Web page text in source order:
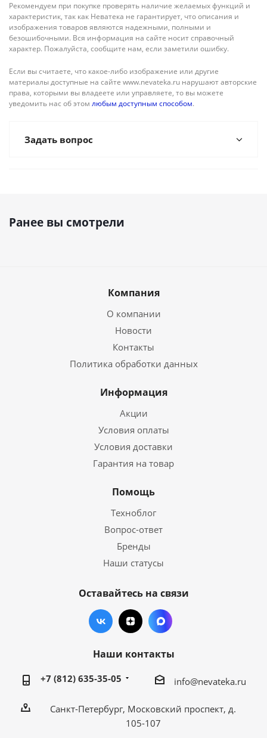
Рекомендуем при покупке проверять наличие желаемых функций и
характеристик, так как Неватека не гарантирует, что описания и
изображения товаров являются надежными, полными и
безошибочными. Вся информация на сайте носит справочный
характер. Пожалуйста, сообщите нам, если заметили ошибку.
Если вы считаете, что какое-либо изображение или другие
материалы доступные на сайте www.nevateka.ru нарушают авторские
права, которыми вы владеете или управляете, то вы можете
уведомить нас об этом любым доступным способом.
Задать вопрос
Ранее вы смотрели
Компания
О компании
Новости
Контакты
Политика обработки данных
Информация
Акции
Условия оплаты
Условия доставки
Гарантия на товар
Помощь
Техноблог
Вопрос-ответ
Бренды
Наши статусы
Оставайтесь на связи
Наши контакты
+7 (812) 635-35-05 info@nevateka.ru
Санкт-Петербург, Московский проспект, д.
105-107